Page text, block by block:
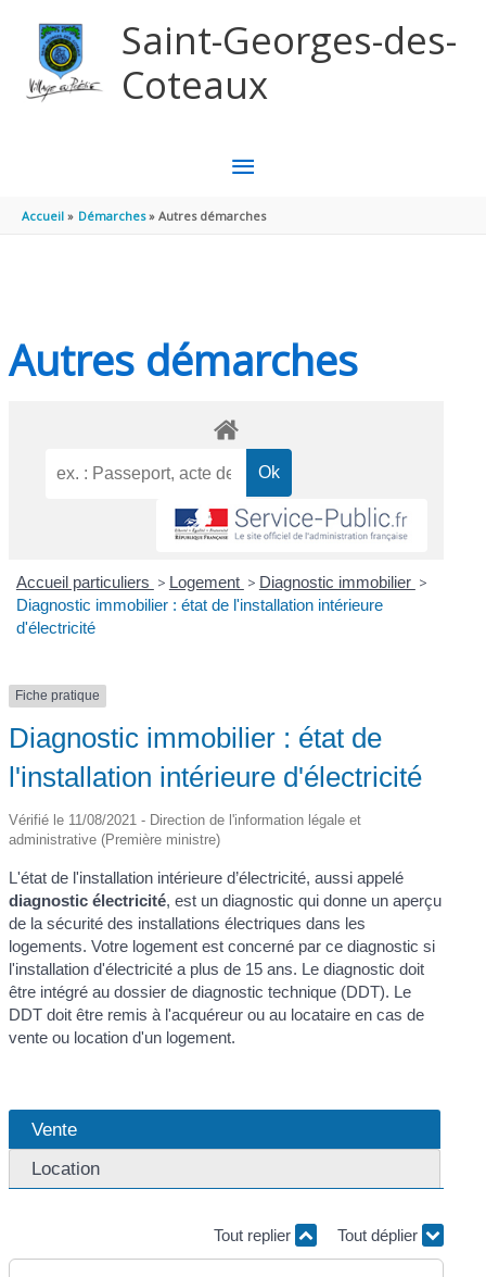
Saint-Georges-des-
Coteaux
MENU
PRINCIPAL
Accueil Démarches Autres démarches
Autres démarches
Accueil particuliers > Logement > Diagnostic immobilier >
Diagnostic immobilier : état de l'installation intérieure
d'électricité
Fiche pratique
Diagnostic immobilier : état de
l'installation intérieure d'électricité
Vérifié le 11/08/2021 - Direction de l'information légale et
administrative (Première ministre)
L'état de l'installation intérieure d’électricité, aussi appelé
diagnostic électricité, est un diagnostic qui donne un aperçu
de la sécurité des installations électriques dans les
logements. Votre logement est concerné par ce diagnostic si
l'installation d'électricité a plus de 15 ans. Le diagnostic doit
être intégré au dossier de diagnostic technique (DDT). Le
DDT doit être remis à l'acquéreur ou au locataire en cas de
vente ou location d'un logement.
Vente
Location
Tout replier Tout déplier